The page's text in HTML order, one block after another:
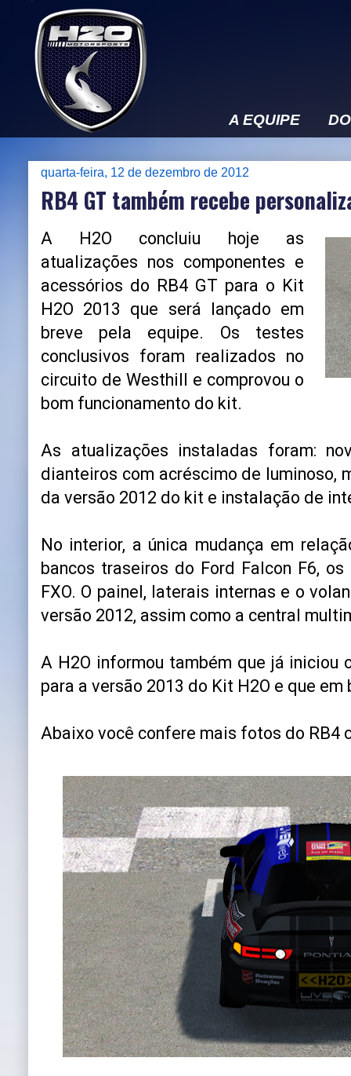
A EQUIPE
quarta-feira, 12 de dezembro de 2012
RB4 GT também recebe
A H2O concluiu hoje as
atualizações nos componentes e
acessórios do RB4 GT para o Kit
H2O 2013 que será lançado em
breve pela equipe. Os testes
conclusivos foram realizados no
circuito de Westhill e comprovou o
bom funcionamento do kit.
As atualizações instaladas foram:
dianteiros com acréscimo de luminoso,
da versão 2012 do kit e instalação de
No interior, a única mudança em
bancos traseiros do Ford Falcon F6,
FXO. O painel, laterais internas e o
versão 2012, assim como a central
A H2O informou também que já iniciou
para a versão 2013 do Kit H2O e que
Abaixo você confere mais fotos do RB4